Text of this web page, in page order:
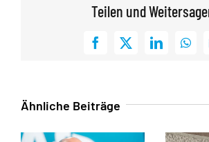
Teilen und
Facebook
X LinkedIn
Ähnliche Beiträge